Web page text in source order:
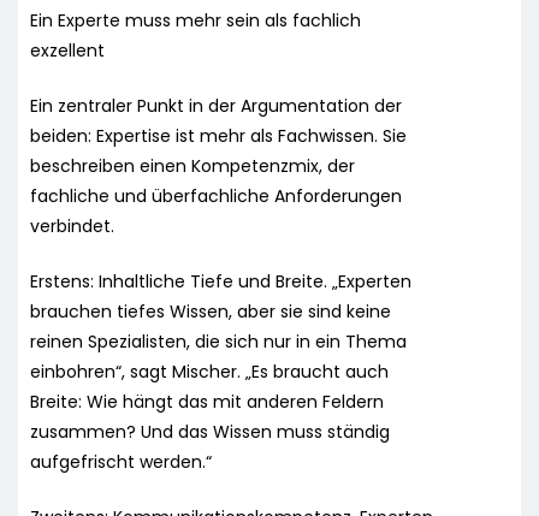
Ein Experte muss mehr sein als fachlich
exzellent
Ein zentraler Punkt in der Argumentation der
beiden: Expertise ist mehr als Fachwissen. Sie
beschreiben einen Kompetenzmix, der
fachliche und überfachliche Anforderungen
verbindet.
Erstens: Inhaltliche Tiefe und Breite. „Experten
brauchen tiefes Wissen, aber sie sind keine
reinen Spezialisten, die sich nur in ein Thema
einbohren“, sagt Mischer. „Es braucht auch
Breite: Wie hängt das mit anderen Feldern
zusammen? Und das Wissen muss ständig
aufgefrischt werden.“